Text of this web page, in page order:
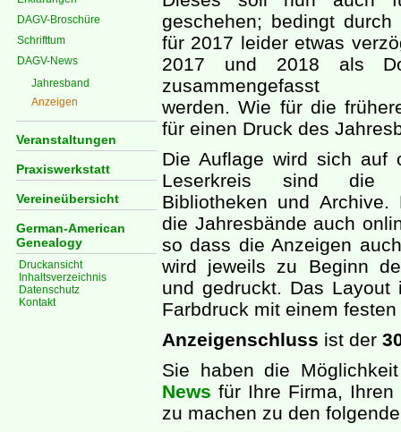
DAGV-Broschüre
Schrifttum
DAGV-News
Jahresband
Anzeigen
Veranstaltungen
Praxiswerkstatt
Vereineübersicht
German-American
Genealogy
Druckansicht
Inhaltsverzeichnis
Datenschutz
Kontakt
geschehen; bedingt
für 2017 leider etwas
2017 und 2018 als
zusammengefasst
werden. Wie für die
für einen Druck des
Die Auflage wird sich auf
Leserkreis sind die
Bibliotheken und
die Jahresbände auch
so dass die Anzeigen
wird jeweils zu Beginn
und gedruckt. Das
Farbdruck mit einem
Anzeigenschluss ist der
Sie haben die
News für Ihre Firma,
zu machen zu den